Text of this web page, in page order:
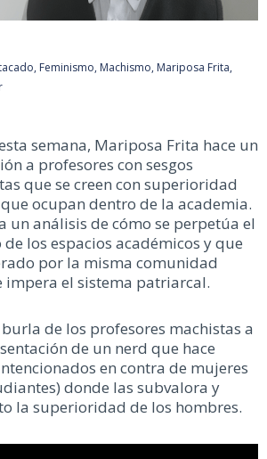
, Feminismo, Machismo, Mariposa Frita,
semana, Mariposa Frita hace un
a profesores con sesgos
que se creen con superioridad
ocupan dentro de la academia.
un análisis de cómo se perpetúa el
los espacios académicos y que
por la misma comunidad
el sistema patriarcal.
de los profesores machistas a
de un nerd que hace
en contra de mujeres
donde las subvalora y
la superioridad de los hombres.